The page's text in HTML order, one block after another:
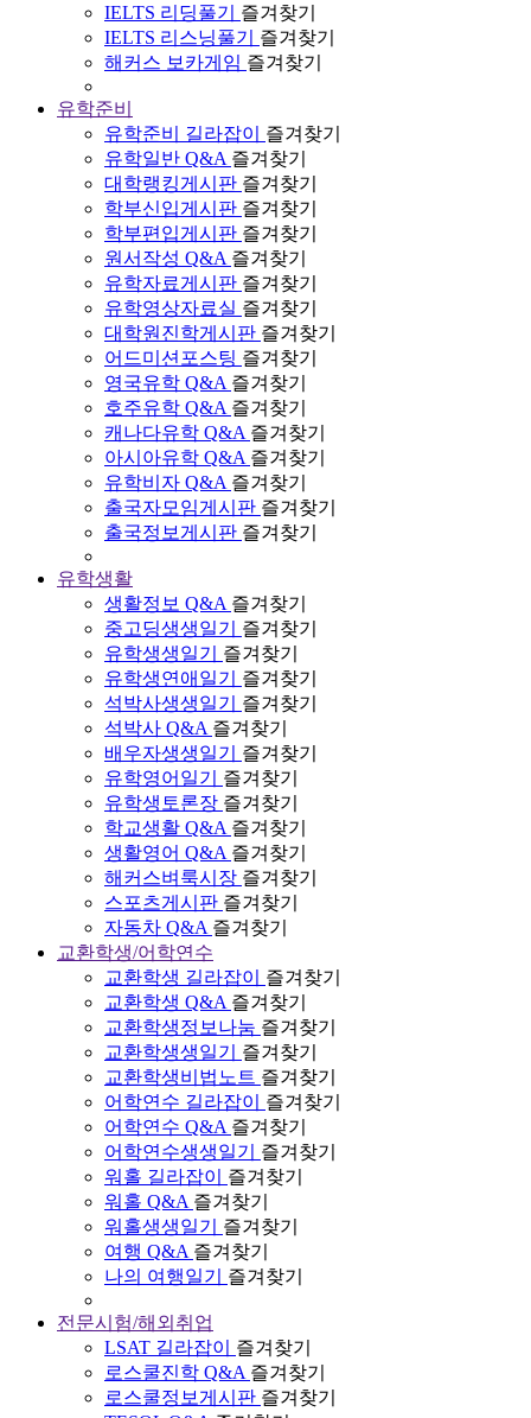
IELTS 리딩풀기
즐겨찾기
IELTS 리스닝풀기
즐겨찾기
해커스 보카게임 즐겨찾기
유학준비
유학준비 길라잡이
즐겨찾기
유학일반 Q&A 즐겨찾기
대학랭킹게시판 즐겨찾기
학부신입게시판 즐겨찾기
학부편입게시판 즐겨찾기
원서작성 Q&A 즐겨찾기
유학자료게시판 즐겨찾기
유학영상자료실 즐겨찾기
대학원진학게시판 즐겨찾기
어드미션포스팅 즐겨찾기
영국유학 Q&A 즐겨찾기
호주유학 Q&A 즐겨찾기
캐나다유학 Q&A 즐겨찾기
아시아유학 Q&A 즐겨찾기
유학비자 Q&A 즐겨찾기
출국자모임게시판 즐겨찾기
출국정보게시판 즐겨찾기
유학생활
생활정보 Q&A 즐겨찾기
중고딩생생일기
즐겨찾기
유학생생일기
즐겨찾기
유학생연애일기
즐겨찾기
석박사생생일기
즐겨찾기
석박사 Q&A 즐겨찾기
배우자생생일기
즐겨찾기
유학영어일기
즐겨찾기
유학생토론장 즐겨찾기
학교생활 Q&A 즐겨찾기
생활영어 Q&A 즐겨찾기
해커스벼룩시장 즐겨찾기
스포츠게시판 즐겨찾기
자동차 Q&A 즐겨찾기
교환학생/어학연수
교환학생 길라잡이
즐겨찾기
교환학생 Q&A 즐겨찾기
교환학생정보나눔 즐겨찾기
교환학생생일기
즐겨찾기
교환학생비법노트 즐겨찾기
어학연수 길라잡이
즐겨찾기
어학연수 Q&A 즐겨찾기
어학연수생생일기
즐겨찾기
워홀 길라잡이
즐겨찾기
워홀 Q&A 즐겨찾기
워홀생생일기
즐겨찾기
여행 Q&A 즐겨찾기
나의 여행일기
즐겨찾기
전문시험/해외취업
LSAT 길라잡이
즐겨찾기
로스쿨진학 Q&A 즐겨찾기
로스쿨정보게시판 즐겨찾기